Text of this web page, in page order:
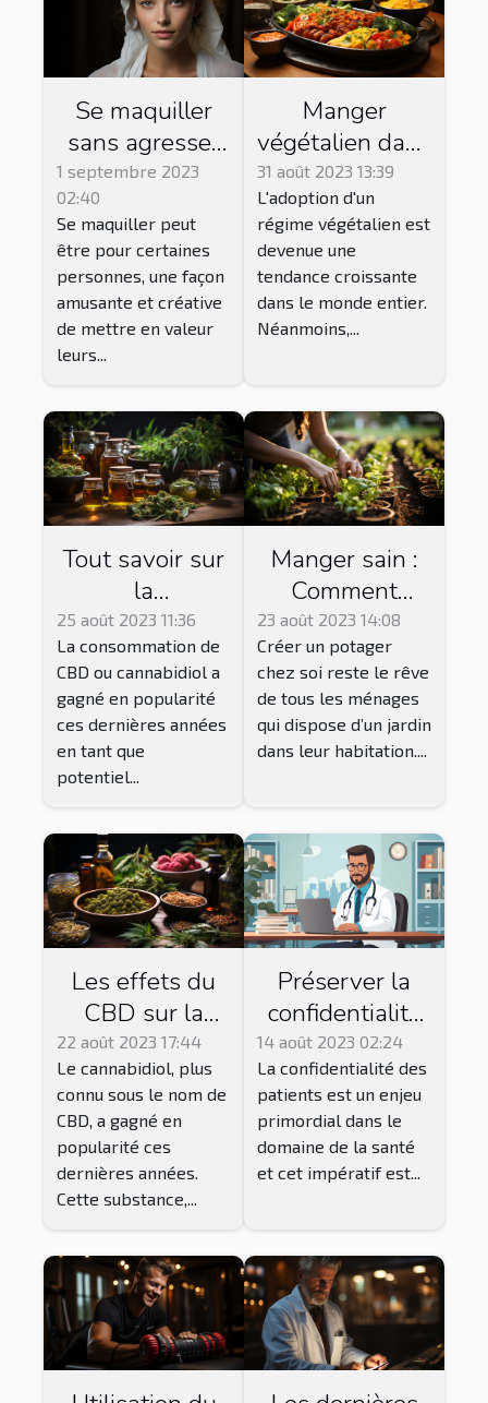
Se maquiller
sans agresser
ou abîmer la
peau du visage
: procédé et
conseils
1 septembre 2023
02:40
Se maquiller peut
être pour certaines
personnes, une façon
amusante et créative
de mettre en valeur
leurs...
Manger
végétalien dans
les restaurants
traditionnels:
est-ce
possible?
31 août 2023 13:39
L'adoption d'un
régime végétalien est
devenue une
tendance croissante
dans le monde entier.
Néanmoins,...
Tout savoir sur
la
consommation
du CBD
25 août 2023 11:36
La consommation de
CBD ou cannabidiol a
gagné en popularité
ces dernières années
en tant que
potentiel...
Manger sain :
Comment
réussir le
jardinage
Vegan pour
une récolte
abondante ?
23 août 2023 14:08
Créer un potager
chez soi reste le rêve
de tous les ménages
qui dispose d’un jardin
dans leur habitation....
Les effets du
CBD sur la
santé : ce que
dit la science
22 août 2023 17:44
Le cannabidiol, plus
connu sous le nom de
CBD, a gagné en
popularité ces
dernières années.
Cette substance,...
Préserver la
confidentialité
des patients
dans un
système de
télésecrétariat
14 août 2023 02:24
La confidentialité des
patients est un enjeu
primordial dans le
domaine de la santé
et cet impératif est...